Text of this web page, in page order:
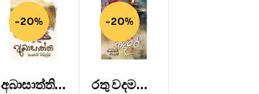
-20%
අබාසාත්ති –
-20%
රතු වදමල් –